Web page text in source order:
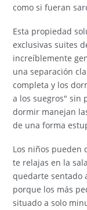
como si fueran
Esta propiedad
exclusivas suites
increíblemente
una separación
completa y los
a los suegros" sin
dormir manejan
de una forma
Los niños pueden
te relajas en la
quedarte sentado
porque los más
situado a solo